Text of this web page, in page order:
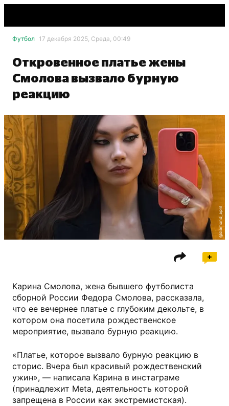
Футбол 17 декабря 2025, Среда, 00:49
Откровенное платье жены
Смолова вызвало бурную
реакцию
@diamond_april
Карина Смолова, жена бывшего футболиста
сборной России Федора Смолова, рассказала,
что ее вечернее платье с глубоким декольте, в
котором она посетила рождественское
мероприятие, вызвало бурную реакцию.
«Платье, которое вызвало бурную реакцию в
сторис. Вчера был красивый рождественский
ужин», — написала Карина в инстаграме
(принадлежит Meta, деятельность которой
запрещена в России как экстремистская).